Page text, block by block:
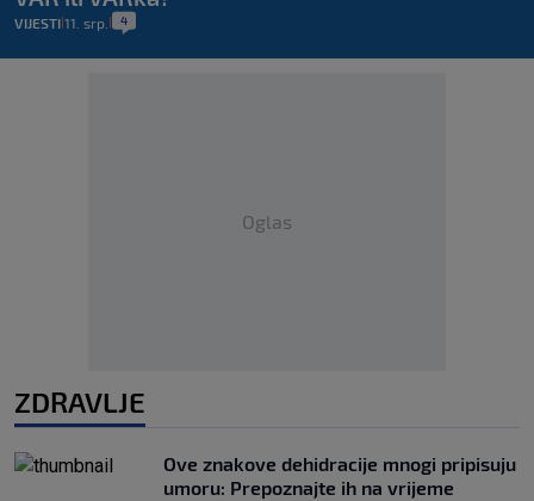
VIJESTI 11. srp. 4
Oglas
ZDRAVLJE
Ove znakove dehidracije mnogi pripisuju
umoru: Prepoznajte ih na vrijeme